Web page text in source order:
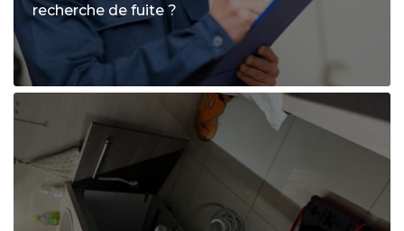
recherche de fuite ?